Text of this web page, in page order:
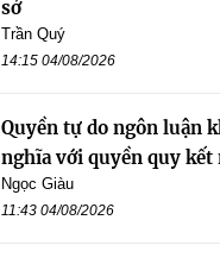
sở
Trần Quý
14:15 04/08/2026
Quyền tự do ngôn luận
nghĩa với quyền quy kết
Ngọc Giàu
11:43 04/08/2026